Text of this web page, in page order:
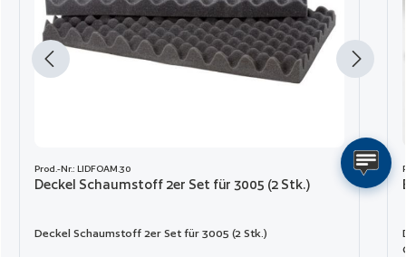
Prod.-Nr.: LIDFOAM.30
Deckel Schaumstoff 2er Set für 3005 (2 Stk.)
Deckel Schaumstoff 2er Set für 3005 (2 Stk.)